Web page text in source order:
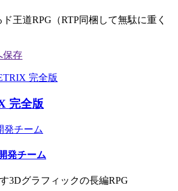
王道RPG（RTP同梱して無駄に重く
完全版
発チーム
発チーム
3Dグラフィックの長編RPG